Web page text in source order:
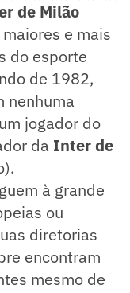
de Milão
e mais
do esporte
de 1982,
nenhuma
jogador do
da Inter de
à grande
ou
diretorias
encontram
mesmo de